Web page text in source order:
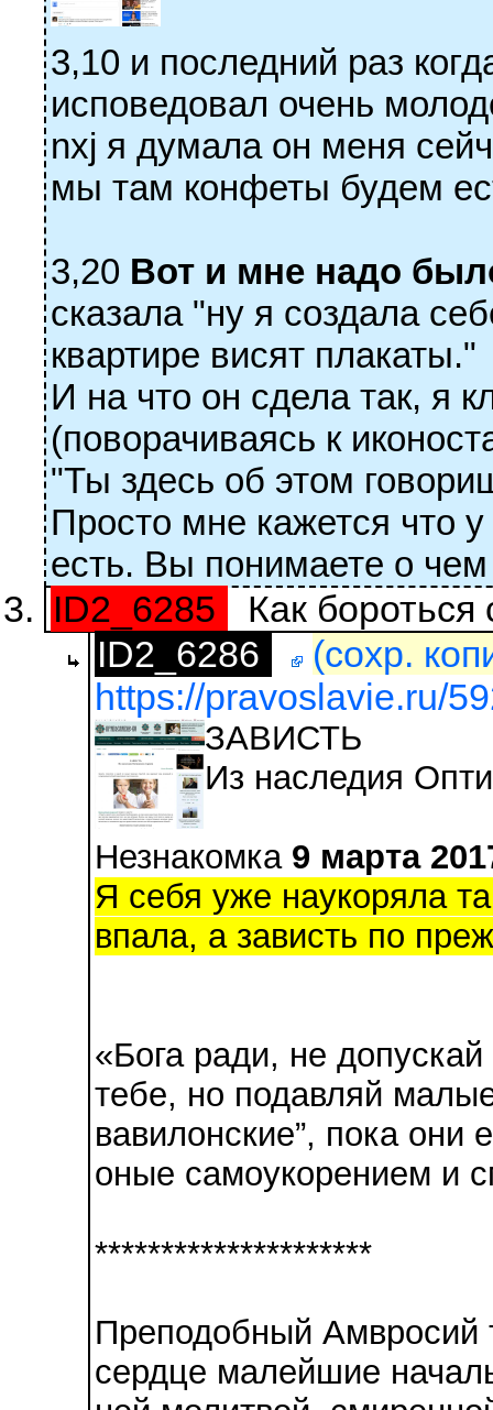
3,10 и последний раз
исповедовал очень
nxj я думала он меня
мы там конфеты будем
3,20 Вот и мне надо
сказала "ну я создала
квартире висят плакаты."
И на что он сдела так, я
(поворачиваясь к
"Ты здесь об этом
Просто мне кажется что
есть. Вы понимаете о
ID2_6285
Как бороться
ID2_6286
(сохр.
https://pravoslavie.ru/
ЗАВИСТЬ
Из наследия
Незнакомка 9 марта
Я себя уже наукоряла
впала, а зависть по
«Бога ради, не
тебе, но подавляй
вавилонские”, пока
оные самоукорением и
*********************
Преподобный Амвросий
сердце малейшие